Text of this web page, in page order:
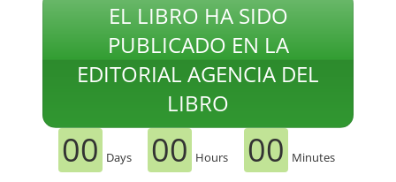
EL LIBRO HA SIDO
PUBLICADO EN LA
EDITORIAL AGENCIA DEL
LIBRO
00 Days 00 Hours 00 Minutes